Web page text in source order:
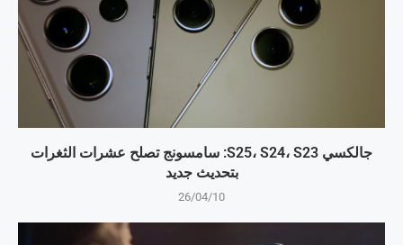
جالكسي S25، S24، S23: سامسونج تصلح عشرات الثغرات
بتحديث جديد
26/04/10